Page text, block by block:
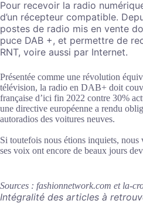
Pour recevoir la radio
d’un récepteur compatible.
postes de radio mis en vente
puce DAB +, et permettre de
RNT, voire aussi par Internet.
Présentée comme une révolution
télévision, la radio en DAB+ doit
française d’ici fin 2022 contre 30%
une directive européenne a rendu
autoradios des voitures neuves.
Si toutefois nous étions inquiets, nous
ses voix ont encore de beaux jours
Sources : fashionnetwork.com et la-
Intégralité des articles à